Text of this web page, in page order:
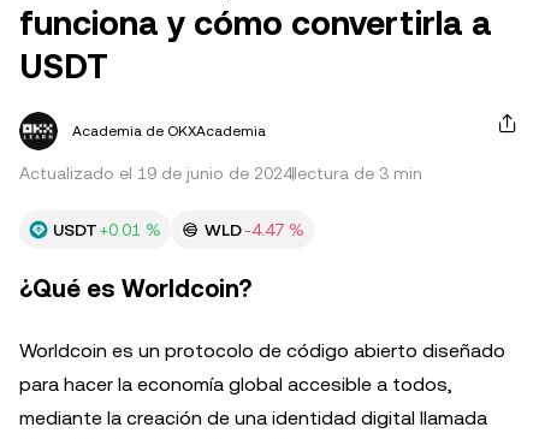
funciona y cómo convertirla a
USDT
Academia de OKXAcademia
Actualizado el 19 de junio de 2024lectura de 3 min
USDT+0.01 % WLD-4.47 %
¿Qué es Worldcoin?
Worldcoin es un protocolo de código abierto diseñado
para hacer la economía global accesible a todos,
mediante la creación de una identidad digital llamada